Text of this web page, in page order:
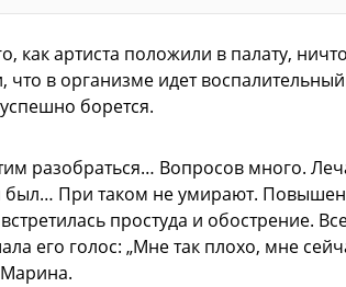
как артиста положили в палату,
что в организме идет
борется.
разобраться… Вопросов много.
был… При таком не умирают.
простуда и обострение.
его голос: „Мне так плохо, мне